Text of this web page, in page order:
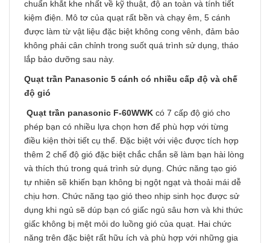
chuẩn khắt khe nhất về kỹ thuật, độ an toàn và tính tiết
kiệm điện. Mô tơ của quạt rất bền và chạy êm, 5 cánh
được làm từ vật liệu đặc biệt không cong vênh, đảm bảo
không phải cân chỉnh trong suốt quá trình sử dụng, tháo
lắp bảo dưỡng sau này.
Quạt trần Panasonic 5 cánh có nhiều cấp độ và chế
độ gió
Quạt trần panasonic F-60WWK có 7 cấp độ gió cho
phép bạn có nhiều lựa chọn hơn để phù hợp với từng
điều kiện thời tiết cụ thể. Đặc biệt với việc được tích hợp
thêm 2 chế độ gió đặc biệt chắc chắn sẽ làm bạn hài lòng
và thích thú trong quá trình sử dụng. Chức năng tạo gió
tự nhiên sẽ khiến bạn không bị ngột ngạt và thoải mái dễ
chịu hơn. Chức năng tạo gió theo nhịp sinh học được sử
dụng khi ngủ sẽ dúp bạn có giấc ngủ sâu hơn và khi thức
giấc không bị mệt mỏi do luồng gió của quạt. Hai chức
năng trên đặc biệt rất hữu ích và phù hợp với những gia